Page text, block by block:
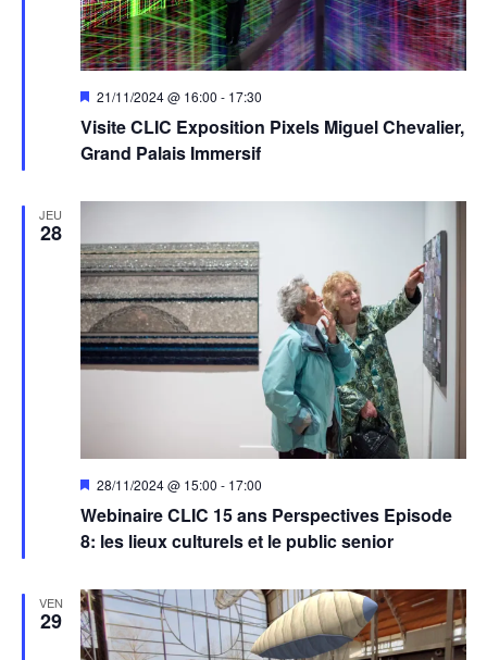
Visite CLIC Exposition Pixels Miguel Chevalier,
Grand Palais Immersif
Mis
avant
21/11/2024 @ 16:00 - 17:30
JEU
28
Webinaire CLIC 15 ans Perspectives Episode
8: les lieux culturels et le public senior
Mis
avant
28/11/2024 @ 15:00 - 17:00
VEN
29